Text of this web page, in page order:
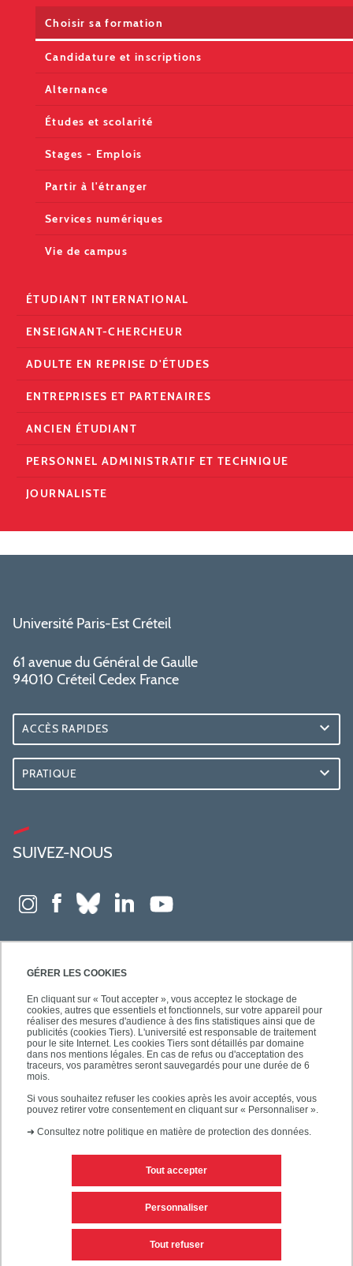
GÉRER LES COOKIES
En cliquant sur « Tout accepter », vous acceptez le stockage de
cookies, autres que essentiels et fonctionnels, sur votre appareil pour
réaliser des mesures d'audience à des fins statistiques ainsi que de
publicités (cookies Tiers). L'université est responsable de traitement
pour le site Internet. Les cookies Tiers sont détaillés par domaine
dans nos mentions légales. En cas de refus ou d'acceptation des
traceurs, vos paramètres seront sauvegardés pour une durée de 6
mois.
Si vous souhaitez refuser les cookies après les avoir acceptés, vous
pouvez retirer votre consentement en cliquant sur « Personnaliser ».
➜ Consultez notre politique en matière de protection des données.
Tout accepter
Tout refuser
Personnaliser
Choisir sa formation
Candidature et inscriptions
Alternance
Études et scolarité
Stages - Emplois
Partir à l'étranger
Services numériques
Vie de campus
ÉTUDIANT INTERNATIONAL
ENSEIGNANT-CHERCHEUR
ADULTE EN REPRISE D'ÉTUDES
ENTREPRISES ET PARTENAIRES
ANCIEN ÉTUDIANT
PERSONNEL ADMINISTRATIF ET TECHNIQUE
JOURNALISTE
Université Paris-Est Créteil
61 avenue du Général de Gaulle
94010 Créteil Cedex France
ACCÈS RAPIDES
PRATIQUE
SUIVEZ-NOUS
Mentions légales
Personnaliser les cookies Plan du site